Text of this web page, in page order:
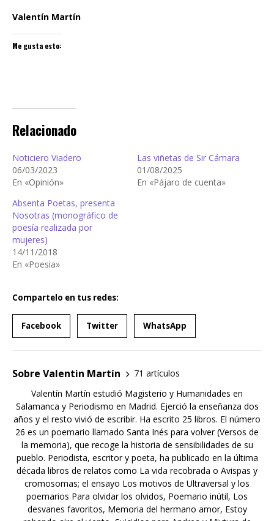
Valentín Martín
Me gusta esto:
Relacionado
Noticiero Viadero
06/03/2023
En «Opinión»
Las viñetas de Sir Cámara
01/08/2025
En «Pájaro de cuenta»
Absenta Poetas, presenta
Nosotras (monográfico de
poesía realizada por
mujeres)
14/11/2018
En «Poesia»
Compartelo en tus redes:
Facebook Twitter WhatsApp
Sobre Valentin Martín
71 artículos
Valentín Martín estudió Magisterio y Humanidades en
Salamanca y Periodismo en Madrid. Ejerció la enseñanza dos
años y el resto vivió de escribir. Ha escrito 25 libros. El número
26 es un poemario llamado Santa Inés para volver (Versos de
la memoria), que recoge la historia de sensibilidades de su
pueblo. Periodista, escritor y poeta, ha publicado en la última
década libros de relatos como La vida recobrada o Avispas y
cromosomas; el ensayo Los motivos de Ultraversal y los
poemarios Para olvidar los olvidos, Poemario inútil, Los
desvanes favoritos, Memoria del hermano amor, Estoy